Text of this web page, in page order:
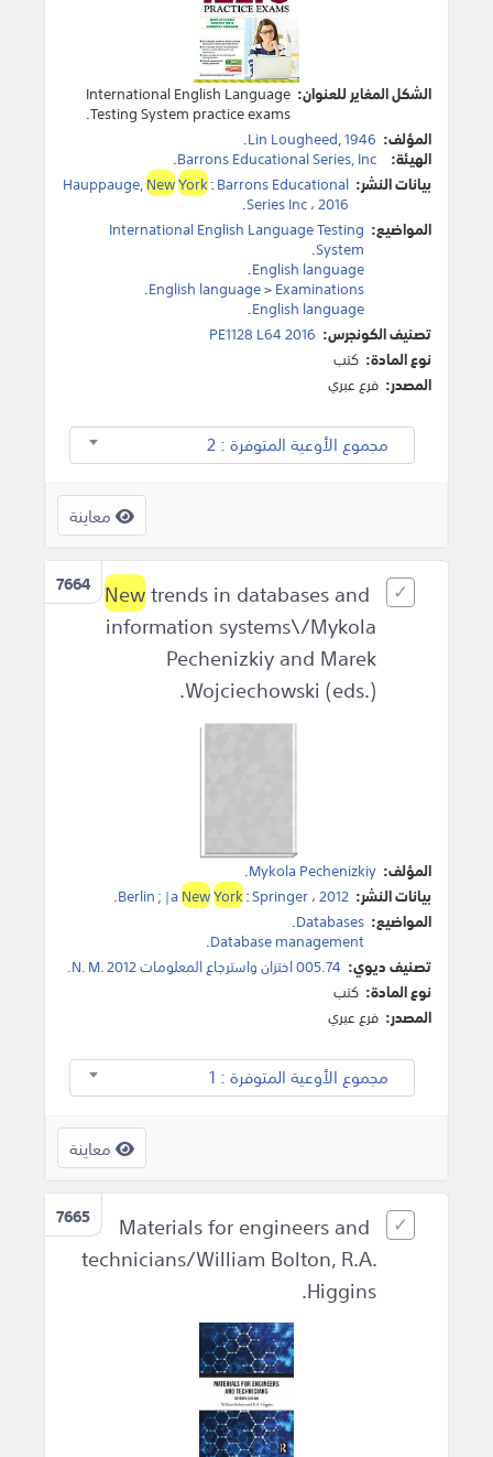
الشكل المغاير للعنوان: International English Language
Testing System practice exams.
المؤلف:
Lin Lougheed,1946
.
الهيئة: Barrons Educational Series, Inc
.
بيانات النشر:
Hauppauge,NewYork:Barrons Educational
Series Inc،2016
.
المواضيع: International English Language Testing
System
.
English language
.
English language>Examinations
.
English language
.
تصنيف الكونجرس: PE1128 L64 2016
نوع المادة: كتب
المصدر: فرع عبري
مجموع الأوعية المتوفرة : 2
معاينة
7664 Newtrends in databases and
information systems\/Mykola
Pechenizkiy and Marek
Wojciechowski (eds.).
المؤلف: Mykola Pechenizkiy
.
بيانات النشر:
Berlin ; |aNewYork:Springer،2012
.
المواضيع: Databases
.
Database management
.
تصنيف ديوي: 005.74 اختزان واسترجاع المعلومات N. M. 2012.
نوع المادة: كتب
المصدر: فرع عبري
مجموع الأوعية المتوفرة : 1
معاينة
7665
Materials for engineers and
technicians/William Bolton, R.A.
Higgins.